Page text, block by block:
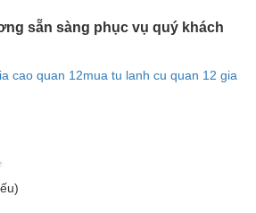
sẵn sàng phục vụ quý khách
cao quan 12mua tu lanh cu quan 12 gia